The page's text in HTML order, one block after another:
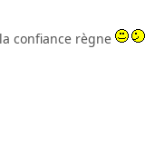
confiance règne